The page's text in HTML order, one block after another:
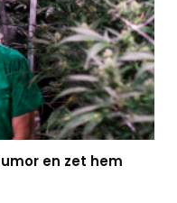
en zet hem